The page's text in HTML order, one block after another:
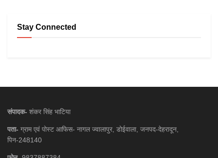
Stay Connected
संपादक- शंकर सिंह भाटिया
पता- ग्राम एवं पोस्ट आफिस- नागल ज्वालापुर, डोईवाला, जनपद-देहरादून,
पिन-248140